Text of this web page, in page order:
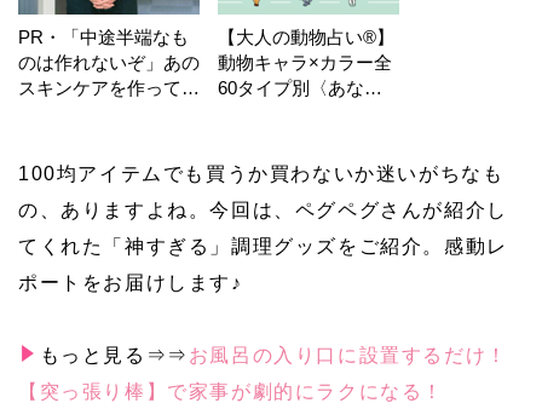
PR・「中途半端なも
のは作れないぞ」あの
スキンケアを作ってい
【大人の動物占い®】
動物キャラ×カラー全
60タイプ別〈あなた
100均アイテムでも買うか買わないか迷いがちなも
の、ありますよね。今回は、ペグペグさんが紹介し
てくれた「神すぎる」調理グッズをご紹介。感動レ
ポートをお届けします♪
もっと見る⇒⇒ お風呂の入り口に設置するだけ！
【突っ張り棒】で家事が劇的にラクになる！